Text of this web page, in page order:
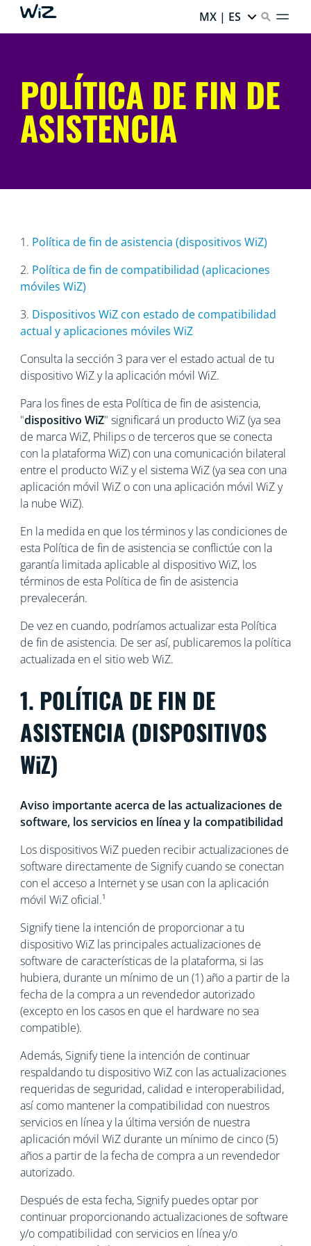
MX | ES
POLÍTICA DE FIN DE
ASISTENCIA
1. Política de fin de asistencia (dispositivos WiZ)
2. Política de fin de compatibilidad (aplicaciones
móviles WiZ)
3. Dispositivos WiZ con estado de compatibilidad
actual y aplicaciones móviles WiZ
Consulta la sección 3 para ver el estado actual de tu
dispositivo WiZ y la aplicación móvil WiZ.
Para los fines de esta Política de fin de asistencia,
"dispositivo WiZ" significará un producto WiZ (ya sea
de marca WiZ, Philips o de terceros que se conecta
con la plataforma WiZ) con una comunicación bilateral
entre el producto WiZ y el sistema WiZ (ya sea con una
aplicación móvil WiZ o con una aplicación móvil WiZ y
la nube WiZ).
En la medida en que los términos y las condiciones de
esta Política de fin de asistencia se conflictúe con la
garantía limitada aplicable al dispositivo WiZ, los
términos de esta Política de fin de asistencia
prevalecerán.
De vez en cuando, podríamos actualizar esta Política
de fin de asistencia. De ser así, publicaremos la política
actualizada en el sitio web WiZ.
1. POLÍTICA DE FIN DE
ASISTENCIA (DISPOSITIVOS
WiZ)
Aviso importante acerca de las actualizaciones de
software, los servicios en línea y la compatibilidad
Los dispositivos WiZ pueden recibir actualizaciones de
software directamente de Signify cuando se conectan
con el acceso a Internet y se usan con la aplicación
móvil WiZ oficial.¹
Signify tiene la intención de proporcionar a tu
dispositivo WiZ las principales actualizaciones de
software de características de la plataforma, si las
hubiera, durante un mínimo de un (1) año a partir de la
fecha de la compra a un revendedor autorizado
(excepto en los casos en que el hardware no sea
compatible).
Además, Signify tiene la intención de continuar
respaldando tu dispositivo WiZ con las actualizaciones
requeridas de seguridad, calidad e interoperabilidad,
así como mantener la compatibilidad con nuestros
servicios en línea y la última versión de nuestra
aplicación móvil WiZ durante un mínimo de cinco (5)
años a partir de la fecha de compra a un revendedor
autorizado.
Después de esta fecha, Signify puedes optar por
continuar proporcionando actualizaciones de software
y/o compatibilidad con servicios en línea y/o